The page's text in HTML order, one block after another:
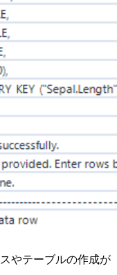
やテーブルの作成が